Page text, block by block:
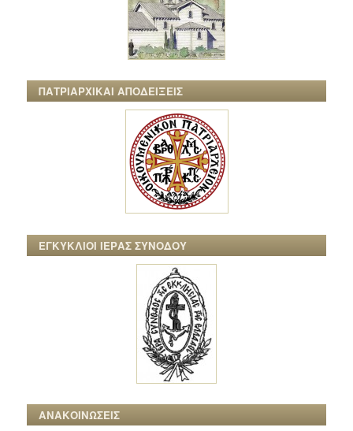
ΠΑΤΡΙΑΡΧΙΚΑΙ ΑΠΟΔΕΙΞΕΙΣ
ΕΓΚΥΚΛΙΟΙ ΙΕΡΑΣ ΣΥΝΟΔΟΥ
ΑΝΑΚΟΙΝΩΣΕΙΣ